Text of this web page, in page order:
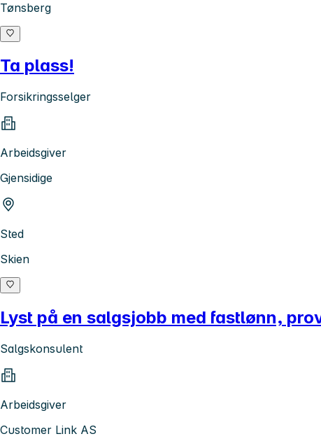
Tønsberg
Ta plass!
Forsikringsselger
Arbeidsgiver
Gjensidige
Sted
Skien
Lyst på en salgsjobb med fastlønn,
Salgskonsulent
Arbeidsgiver
Customer Link AS